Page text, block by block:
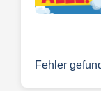
Fehler